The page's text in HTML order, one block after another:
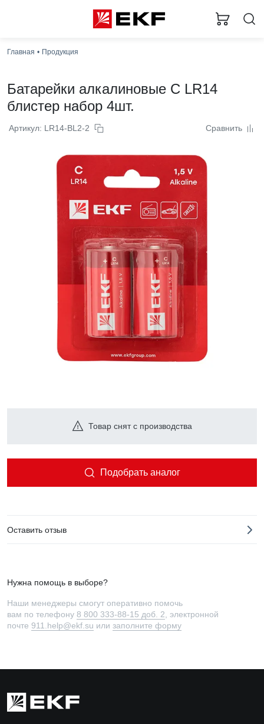
Главная Продукция
Батарейки алкалиновые C LR14
блистер набор 4шт.
Артикул: LR14-BL2-2 Сравнить
Товар снят с производства
Подобрать аналог
Оставить отзыв
Нужна помощь в выборе?
Наши менеджеры смогут оперативно помочь
вам по телефону 8 800 333-88-15 доб. 2 , электронной
почте 911.help@ekf.su или заполните форму